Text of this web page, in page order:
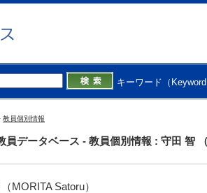
キーワード（Keyword
教員個別情報
員データベース - 教員個別情報 : 守田 智
MORITA Satoru）